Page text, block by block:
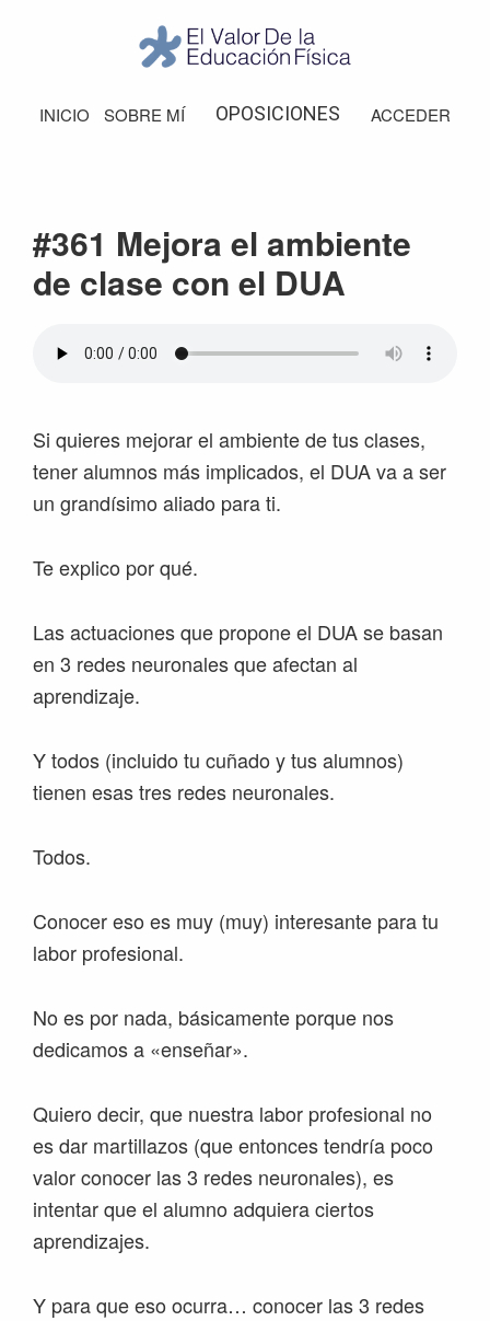
navegación
principal
barra
Valor
de
INICIO SOBRE MÍ OPOSICIONES ACCEDER
#361 Mejora el ambiente
de clase con el DUA
Si quieres mejorar el ambiente de tus clases,
tener alumnos más implicados, el DUA va a ser
un grandísimo aliado para ti.
Te explico por qué.
Las actuaciones que propone el DUA se basan
en 3 redes neuronales que afectan al
aprendizaje.
Y todos (incluido tu cuñado y tus alumnos)
tienen esas tres redes neuronales.
Todos.
Conocer eso es muy (muy) interesante para tu
labor profesional.
No es por nada, básicamente porque nos
dedicamos a «enseñar».
Quiero decir, que nuestra labor profesional no
es dar martillazos (que entonces tendría poco
valor conocer las 3 redes neuronales), es
intentar que el alumno adquiera ciertos
aprendizajes.
Y para que eso ocurra… conocer las 3 redes